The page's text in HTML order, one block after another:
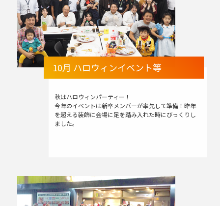
10月 ハロウィンイベント等
秋はハロウィンパーティー！
今年のイベントは新卒メンバーが率先して準備！昨年
を超える装飾に会場に足を踏み入れた時にびっくりし
ました。